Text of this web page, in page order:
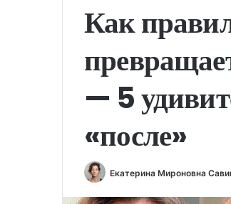
Как
— 5
«после»
Екатерина Мироновна